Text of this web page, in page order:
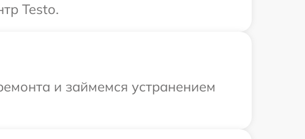
Testo.
и займемся устранением